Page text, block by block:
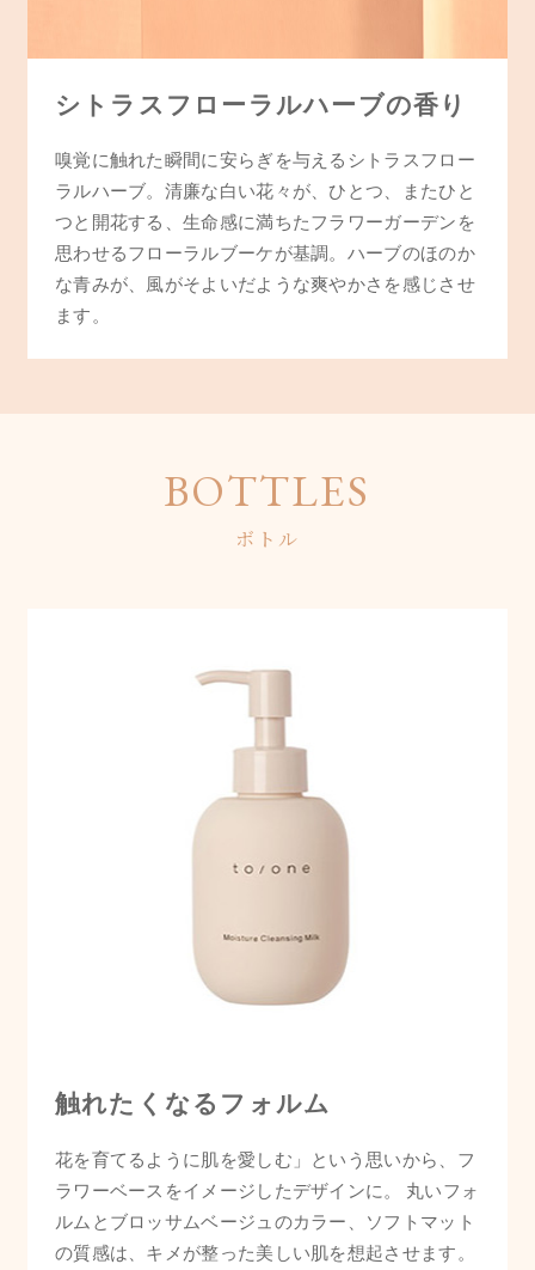
シトラスフローラルハーブの香り
嗅覚に触れた瞬間に安らぎを与えるシトラスフロー
ラルハーブ。清廉な白い花々が、ひとつ、またひと
つと開花する、生命感に満ちたフラワーガーデンを
思わせるフローラルブーケが基調。ハーブのほのか
な青みが、風がそよいだような爽やかさを感じさせ
ます。
BOTTLES
ボトル
触れたくなるフォルム
花を育てるように肌を愛しむ」という思いから、フ
ラワーベースをイメージしたデザインに。 丸いフォ
ルムとブロッサムベージュのカラー、ソフトマット
の質感は、キメが整った美しい肌を想起させます。